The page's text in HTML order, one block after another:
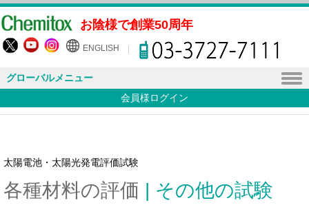
お陰様で創業50周年
ENGLISH
グローバルメニュー
会員様ログイン
太陽電池・太陽光発電評価試験
各種材料の評価 | その他の試験